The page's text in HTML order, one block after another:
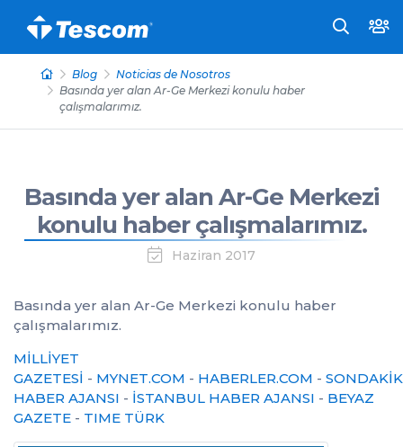
Blog
Noticias de Nosotros
Basında yer alan Ar-Ge Merkezi konulu haber
çalışmalarımız.
Basında yer alan Ar-Ge Merkezi
konulu haber çalışmalarımız.
Haziran 2017
Basında yer alan Ar-Ge Merkezi konulu haber
çalışmalarımız.
MİLLİYET
GAZETESİ - MYNET.COM - HABERLER.COM -
HABER AJANSI - İSTANBUL HABER AJANSI - BEYAZ
GAZETE - TIME TÜRK